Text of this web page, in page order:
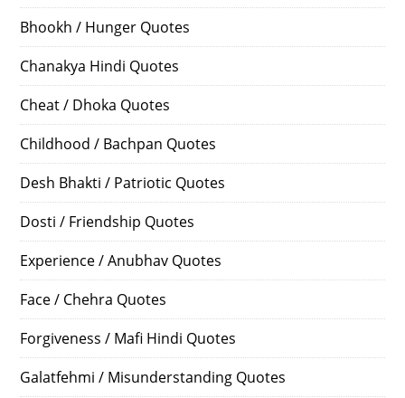
Bhookh / Hunger Quotes
Chanakya Hindi Quotes
Cheat / Dhoka Quotes
Childhood / Bachpan Quotes
Desh Bhakti / Patriotic Quotes
Dosti / Friendship Quotes
Experience / Anubhav Quotes
Face / Chehra Quotes
Forgiveness / Mafi Hindi Quotes
Galatfehmi / Misunderstanding Quotes